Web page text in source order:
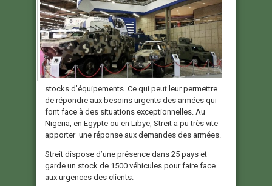
stocks d’équipements. Ce qui peut leur permettre
de répondre aux besoins urgents des armées qui
font face à des situations exceptionnelles. Au
Nigeria, en Egypte ou en Libye, Streit a pu très vite
apporter une réponse aux demandes des armées.
Streit dispose d’une présence dans 25 pays et
garde un stock de 1500 véhicules pour faire face
aux urgences des clients.